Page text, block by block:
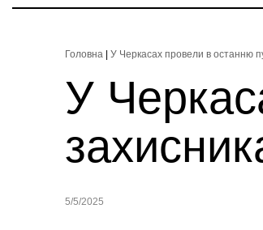
Головна У Черкасах провели в останню
У
5/5/2025